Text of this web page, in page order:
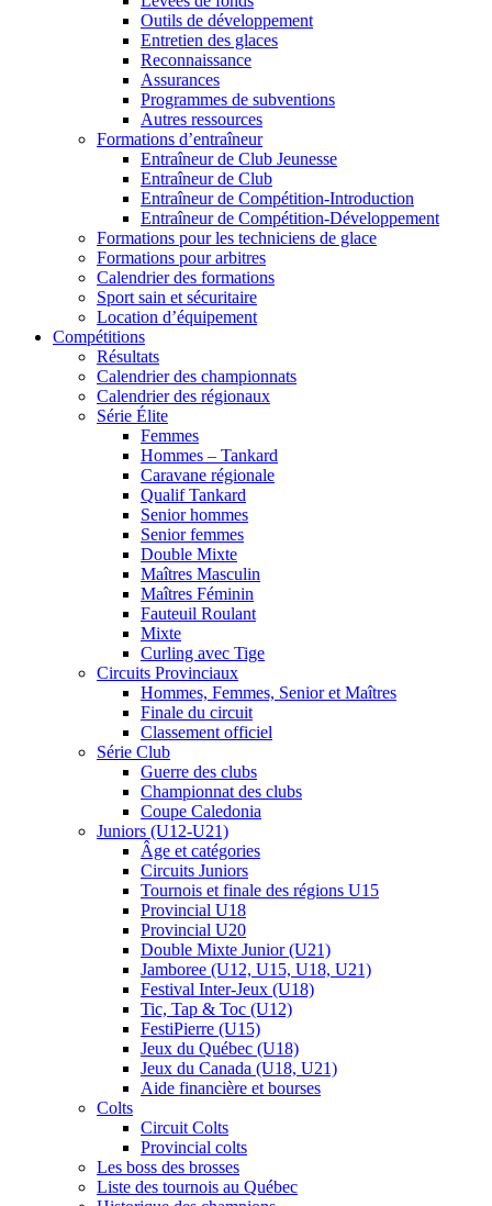
Outils de développement
Entretien des glaces
Reconnaissance
Assurances
Programmes de subventions
Autres ressources
Formations d’entraîneur
Entraîneur de Club Jeunesse
Entraîneur de Club
Entraîneur de Compétition-Introduction
Entraîneur de Compétition-Développement
Formations pour les techniciens de glace
Formations pour arbitres
Calendrier des formations
Sport sain et sécuritaire
Location d’équipement
Compétitions
Résultats
Calendrier des championnats
Calendrier des régionaux
Série Élite
Femmes
Hommes – Tankard
Caravane régionale
Qualif Tankard
Senior hommes
Senior femmes
Double Mixte
Maîtres Masculin
Maîtres Féminin
Fauteuil Roulant
Mixte
Curling avec Tige
Circuits Provinciaux
Hommes, Femmes, Senior et Maîtres
Finale du circuit
Classement officiel
Série Club
Guerre des clubs
Championnat des clubs
Coupe Caledonia
Juniors (U12-U21)
Âge et catégories
Circuits Juniors
Tournois et finale des régions U15
Provincial U18
Provincial U20
Double Mixte Junior (U21)
Jamboree (U12, U15, U18, U21)
Festival Inter-Jeux (U18)
Tic, Tap & Toc (U12)
FestiPierre (U15)
Jeux du Québec (U18)
Jeux du Canada (U18, U21)
Aide financière et bourses
Colts
Circuit Colts
Provincial colts
Les boss des brosses
Liste des tournois au Québec